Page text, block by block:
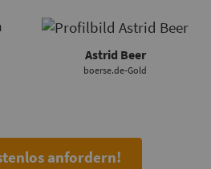
Astrid Beer
boerse.de-Gold
anfordern!